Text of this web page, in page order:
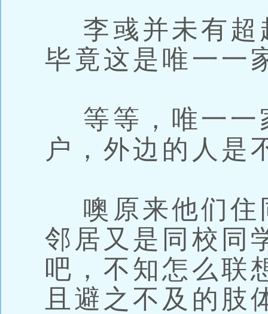
李彧并未有超
毕竟这是唯一一
等等，唯一一
户，外边的人是
噢原来他们住
邻居又是同校同
吧，不知怎么联
且避之不及的肢